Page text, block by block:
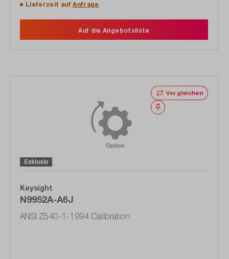
Lieferzeit aufAnfrage
Auf die Angebotsliste
Vergleichen
Merken
Exklusiv
Keysight
N9952A-A6J
ANSI Z540-1-1994 Calibration